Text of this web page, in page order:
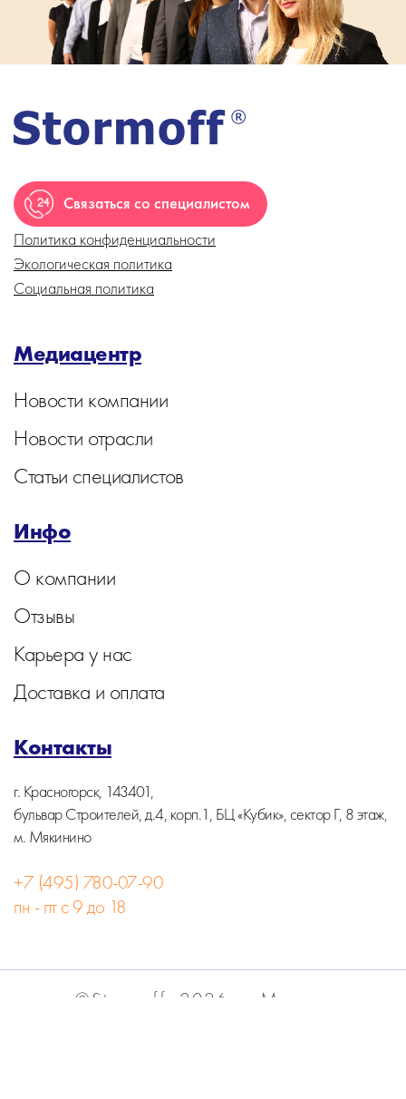
Связаться со специалистом
Политика конфиденциальности
Экологическая политика
Социальная политика
Медиацентр
Новости компании
Новости отрасли
Статьи специалистов
Инфо
О компании
Отзывы
Карьера у нас
Доставка и оплата
Контакты
г. Красногорск, 143401,
бульвар Строителей, д.4, корп.1, БЦ «Кубик», сектор Г, 8 этаж,
м. Мякинино
+7 (495) 780-07-90
пн - пт с 9 до 18
©Stormoff, 2026, г. Москва